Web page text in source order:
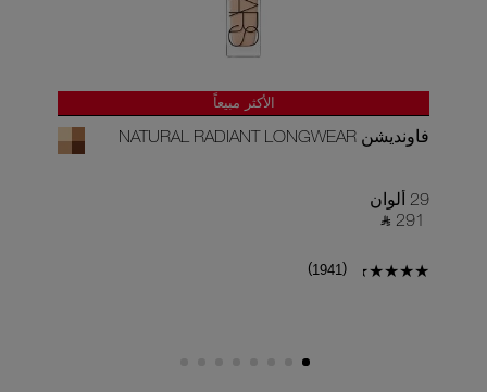
الأكثر مبيعاً
فاونديشن NATURAL RADIANT LONGWEAR
29 ألوان
‎ ⃁ 291 ‎
(
1941
)